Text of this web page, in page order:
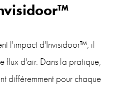
l'impact d'Invisidoor™, il
flux d'air. Dans la pratique,
différemment pour chaque